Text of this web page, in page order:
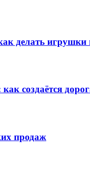
делать
создаётся
продаж